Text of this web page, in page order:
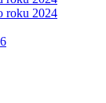
roku 2024